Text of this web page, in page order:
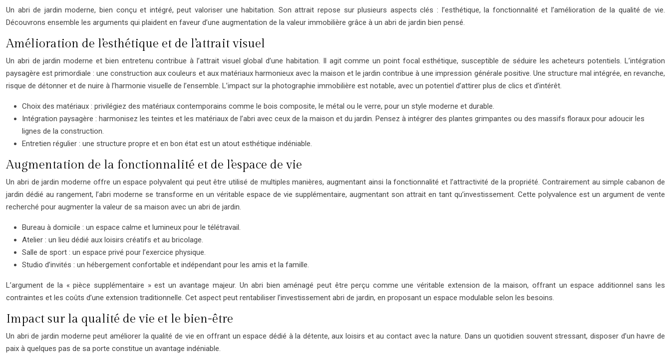
Un abri de jardin moderne, bien conçu et intégré, peut valoriser une habitation. Son attrait repose sur plusieurs aspects clés : l’esthétique, la fonctionnalité et l’amélioration de la qualité de vie.
Découvrons ensemble les arguments qui plaident en faveur d’une augmentation de la valeur immobilière grâce à un abri de jardin bien pensé.
Amélioration de l’esthétique et de l’attrait visuel
Un abri de jardin moderne et bien entretenu contribue à l’attrait visuel global d’une habitation. Il agit comme un point focal esthétique, susceptible de séduire les acheteurs potentiels. L’intégration
paysagère est primordiale : une construction aux couleurs et aux matériaux harmonieux avec la maison et le jardin contribue à une impression générale positive. Une structure mal intégrée, en revanche,
risque de détonner et de nuire à l’harmonie visuelle de l’ensemble. L’impact sur la photographie immobilière est notable, avec un potentiel d’attirer plus de clics et d’intérêt.
Choix des matériaux : privilégiez des matériaux contemporains comme le bois composite, le métal ou le verre, pour un style moderne et durable.
Intégration paysagère : harmonisez les teintes et les matériaux de l’abri avec ceux de la maison et du jardin. Pensez à intégrer des plantes grimpantes ou des massifs floraux pour adoucir les
lignes de la construction.
Entretien régulier : une structure propre et en bon état est un atout esthétique indéniable.
Augmentation de la fonctionnalité et de l’espace de vie
Un abri de jardin moderne offre un espace polyvalent qui peut être utilisé de multiples manières, augmentant ainsi la fonctionnalité et l’attractivité de la propriété. Contrairement au simple cabanon de
jardin dédié au rangement, l’abri moderne se transforme en un véritable espace de vie supplémentaire, augmentant son attrait en tant qu’investissement. Cette polyvalence est un argument de vente
recherché pour augmenter la valeur de sa maison avec un abri de jardin.
Bureau à domicile : un espace calme et lumineux pour le télétravail.
Atelier : un lieu dédié aux loisirs créatifs et au bricolage.
Salle de sport : un espace privé pour l’exercice physique.
Studio d’invités : un hébergement confortable et indépendant pour les amis et la famille.
L’argument de la « pièce supplémentaire » est un avantage majeur. Un abri bien aménagé peut être perçu comme une véritable extension de la maison, offrant un espace additionnel sans les
contraintes et les coûts d’une extension traditionnelle. Cet aspect peut rentabiliser l’investissement abri de jardin, en proposant un espace modulable selon les besoins.
Impact sur la qualité de vie et le bien-être
Un abri de jardin moderne peut améliorer la qualité de vie en offrant un espace dédié à la détente, aux loisirs et au contact avec la nature. Dans un quotidien souvent stressant, disposer d’un havre de
paix à quelques pas de sa porte constitue un avantage indéniable.